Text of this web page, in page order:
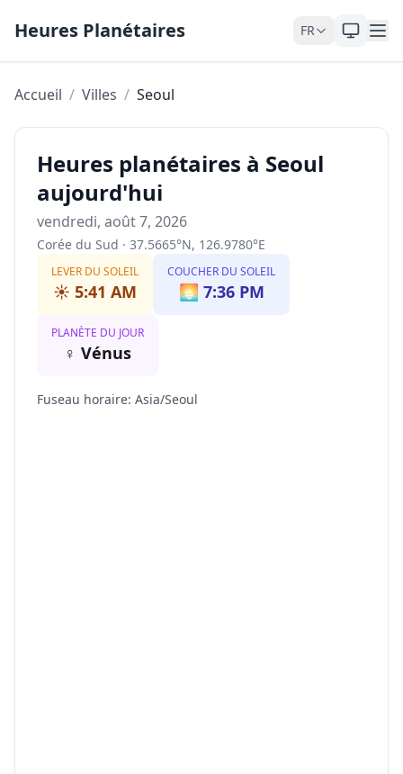
Heures Planétaires FR
Accueil / Villes / Seoul
Heures planétaires à Seoul
aujourd'hui
vendredi, août 7, 2026
Corée du Sud · 37.5665°N, 126.9780°E
LEVER DU SOLEIL
☀️ 5:41 AM
COUCHER DU SOLEIL
🌅 7:36 PM
PLANÈTE DU JOUR
♀ Vénus
Fuseau horaire: Asia/Seoul